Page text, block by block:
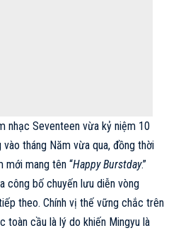
nhạc Seventeen vừa kỷ niệm 10
tháng Năm vừa qua, đồng thời
mới mang tên “Happy Burstday.”
công bố chuyến lưu diễn vòng
theo. Chính vị thế vững chắc trên
toàn cầu là lý do khiến Mingyu là